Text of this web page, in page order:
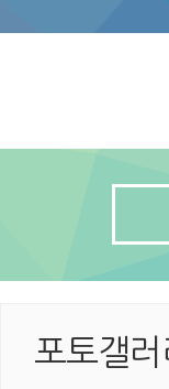
포토갤러